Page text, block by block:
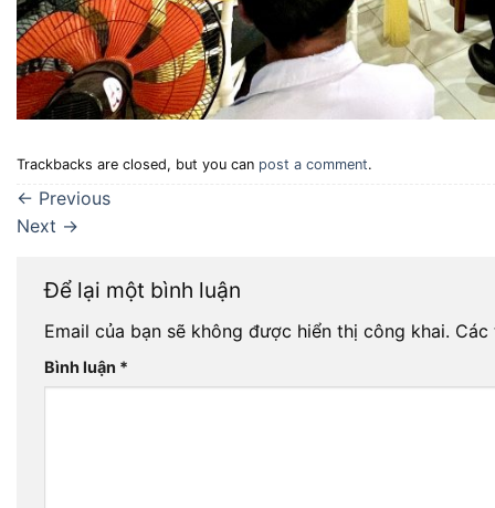
Trackbacks are closed, but you can post a comment.
← Previous
Next →
Để lại một bình luận
Email của bạn sẽ không được hiển thị công khai.
Bình luận *